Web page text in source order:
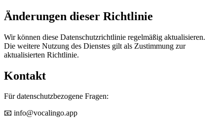
Änderungen dieser Richtlinie
Wir können diese Datenschutzrichtlinie regelmäßig aktualisieren.
Die weitere Nutzung des Dienstes gilt als Zustimmung zur
aktualisierten Richtlinie.
Kontakt
Für datenschutzbezogene Fragen:
📧 info@vocalingo.app